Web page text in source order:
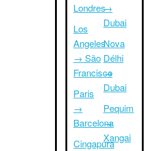
Londres
Los
Angeles
→ São
Francisco
Paris
→
Barcelona
Cingapura
→
Dubai
Nova
Délhi
→
Dubai
Pequim
→
Xangai